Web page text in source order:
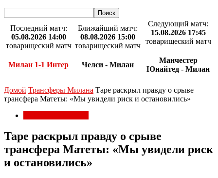
Последний матч:
05.08.2026 14:00
товарищеский матч
Милан 1-1 Интер
Ближайший матч:
08.08.2026 15:00
товарищеский матч
Челси - Милан
Следующий матч:
15.08.2026 17:45
товарищеский матч
Манчестер
Юнайтед - Милан
Домой Трансферы Милана Таре раскрыл правду о срыве
трансфера Матеты: «Мы увидели риск и остановились»
Таре раскрыл правду о срыве
трансфера Матеты: «Мы увидели риск
и остановились»